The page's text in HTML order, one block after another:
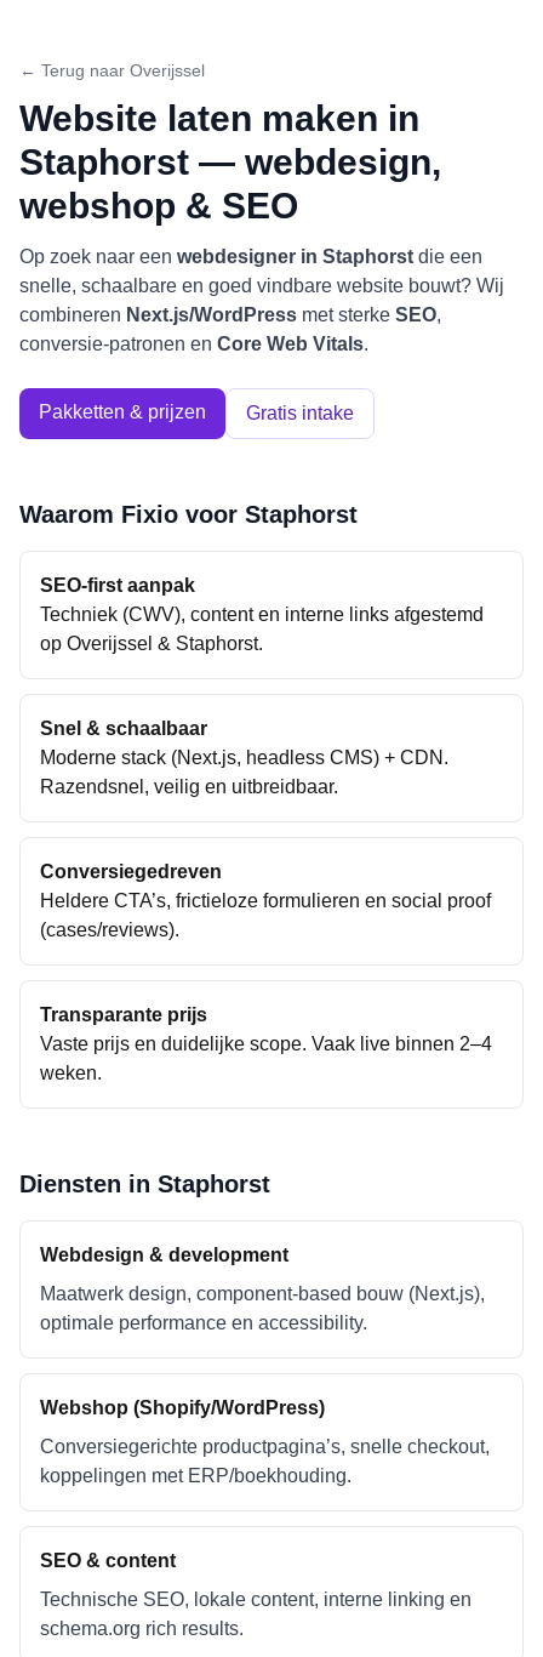
← Terug naar Overijssel
Website laten maken in
Staphorst — webdesign,
webshop & SEO
Op zoek naar een webdesigner in Staphorst die een
snelle, schaalbare en goed vindbare website bouwt? Wij
combineren Next.js/WordPress met sterke SEO,
conversie-patronen en Core Web Vitals.
Pakketten & prijzen Gratis intake
Waarom Fixio voor Staphorst
SEO-first aanpak
Techniek (CWV), content en interne links afgestemd
op Overijssel & Staphorst.
Snel & schaalbaar
Moderne stack (Next.js, headless CMS) + CDN.
Razendsnel, veilig en uitbreidbaar.
Conversiegedreven
Heldere CTA’s, frictieloze formulieren en social proof
(cases/reviews).
Transparante prijs
Vaste prijs en duidelijke scope. Vaak live binnen 2–4
weken.
Diensten in Staphorst
Webdesign & development
Maatwerk design, component-based bouw (Next.js),
optimale performance en accessibility.
Webshop (Shopify/WordPress)
Conversiegerichte productpagina’s, snelle checkout,
koppelingen met ERP/boekhouding.
SEO & content
Technische SEO, lokale content, interne linking en
schema.org rich results.